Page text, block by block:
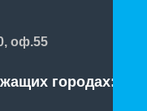
оф.55
городах: